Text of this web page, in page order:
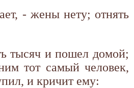
- жены нету; отнять
тысяч и пошел домой;
тот самый человек,
и кричит ему: